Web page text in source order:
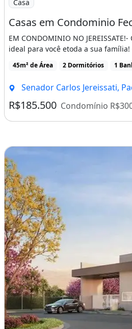
Casa
EM CONDOMINIO NO
ideal para você etoda a sua
45m² de Área 2 Dormitórios 1
Senador Carlos Jereissati,
R$185.500 Condomínio